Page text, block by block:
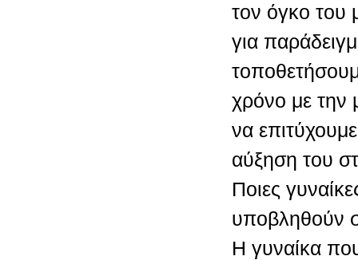
τον όγκο του
για
χρόνο με την
να
αύξηση του
Ποιες
υποβληθούν
Η γυναίκα